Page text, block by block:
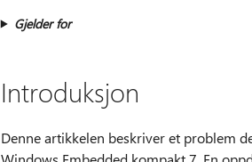
Gjelder for
Introduksjon
Denne artikkelen beskriver et problem